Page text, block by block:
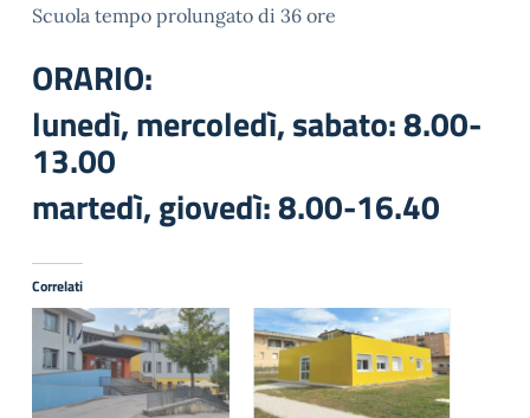
Scuola tempo prolungato di 36 ore
ORARIO:
lunedì, mercoledì, sabato: 8.00-
13.00
martedì, giovedì: 8.00-16.40
Correlati